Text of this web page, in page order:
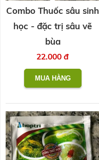
Combo Thuốc sâu sinh
học - đặc trị sâu vẽ
bùa
22.000 đ